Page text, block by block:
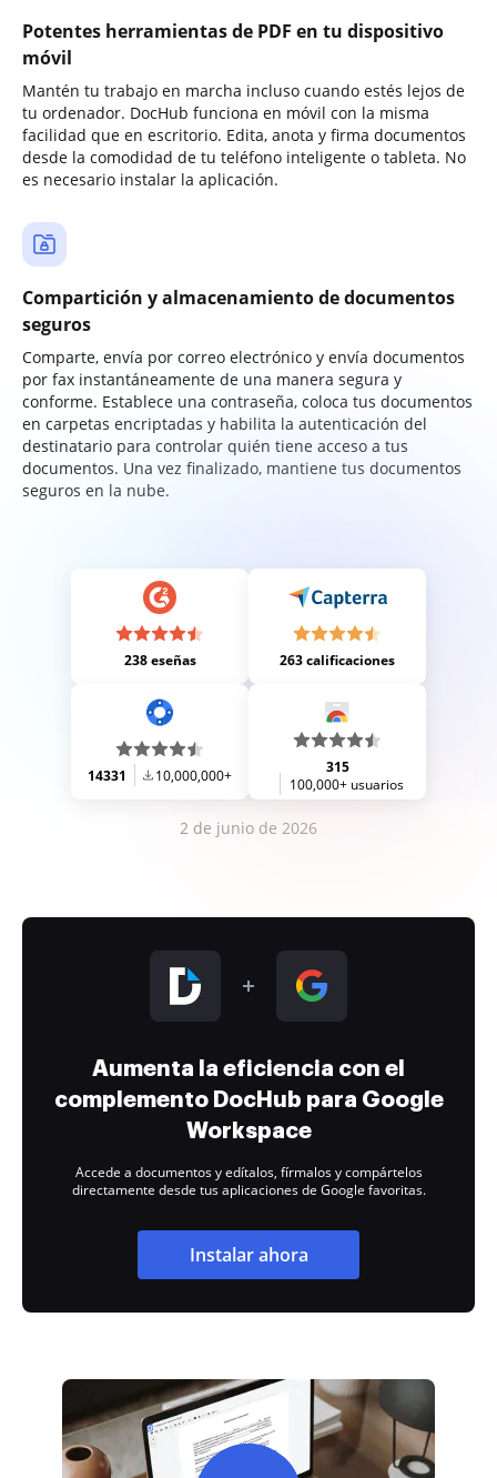
Potentes herramientas de PDF en tu dispositivo
móvil
Mantén tu trabajo en marcha incluso cuando estés lejos de
tu ordenador. DocHub funciona en móvil con la misma
facilidad que en escritorio. Edita, anota y firma documentos
desde la comodidad de tu teléfono inteligente o tableta. No
es necesario instalar la aplicación.
Compartición y almacenamiento de documentos
seguros
Comparte, envía por correo electrónico y envía documentos
por fax instantáneamente de una manera segura y
conforme. Establece una contraseña, coloca tus documentos
en carpetas encriptadas y habilita la autenticación del
destinatario para controlar quién tiene acceso a tus
documentos. Una vez finalizado, mantiene tus documentos
seguros en la nube.
238 eseñas 263 calificaciones
14331 10,000,000+
315
100,000+ usuarios
2 de junio de 2026
Aumenta la eficiencia con el
complemento DocHub para Google
Workspace
Accede a documentos y edítalos, fírmalos y compártelos
directamente desde tus aplicaciones de Google favoritas.
Instalar ahora